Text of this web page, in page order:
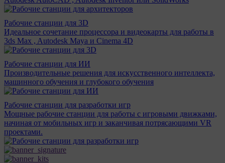
Рабочие станции для 3D
Идеальное сочетание процессора и видеокарты для работы в
3ds Max , Autodesk Maya и Cinema 4D
Рабочие станции для ИИ
Производительные решения для искусственного интеллекта,
машинного обучения и глубокого обучения
Рабочие станции для разработки игр
Мощные рабочие станции для работы с игровыми движками,
начиная от мобильных игр и заканчивая потрясающими VR
проектами.